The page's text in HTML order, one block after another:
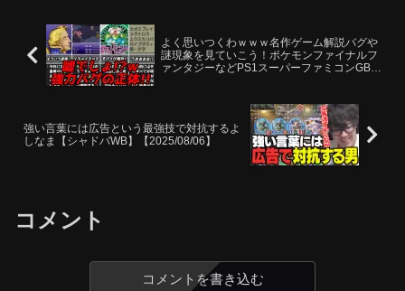
よく思いつくわｗｗｗ名作ゲーム解説バグや
謎現象を見ていこう！ポケモンファイナルフ
ァンタジーなどPS1スーパーファミコンGB名
強い言葉には広告という最強技で対抗するよ
しなま【シャドバWB】【2025/08/06】
コメント
コメントを書き込む